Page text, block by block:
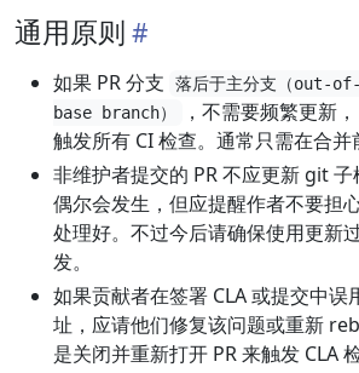
通用原则
如果 PR 分支
落后于主分支（out-
base branch）
，不需要频繁更新
触发所有 CI 检查。通常只需在合并
非维护者提交的 PR 不应更新 git
偶尔会发生，但应提醒作者不要担
处理好。不过今后请确保使用更新
发。
如果贡献者在签署 CLA 或提交中误
址，应请他们修复该问题或重新
是关闭并重新打开 PR 来触发 CLA 检